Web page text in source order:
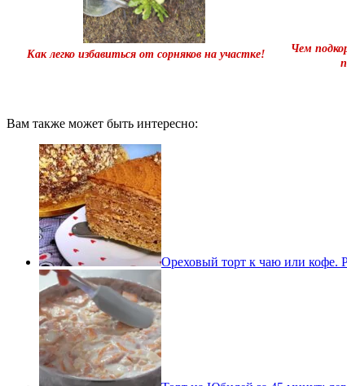
Как легко избавиться от сорняков на участке!
Чем
Вам также может быть интересно:
Ореховый торт к чаю или кофе.